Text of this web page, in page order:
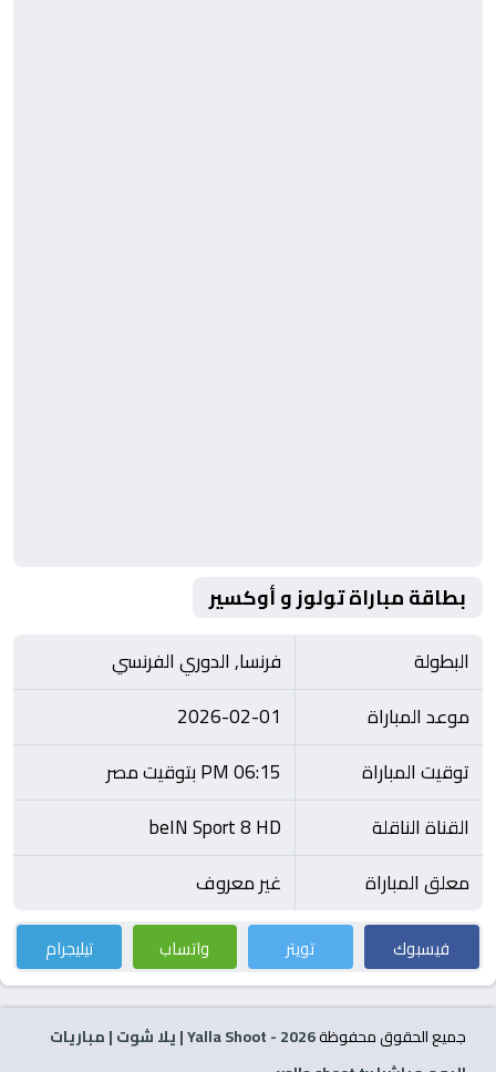
بطاقة مباراة تولوز و أوكسير
البطولة
فرنسا, الدوري الفرنسي
موعد المباراة
2026-02-01
توقيت المباراة
06:15 PM بتوقيت مصر
القناة الناقلة
beIN Sport 8 HD
معلق المباراة
غير معروف
فيسبوك تويتر واتساب تيليجرام
جميع الحقوق محفوظة2026
- Yalla Shoot | يلا شوت | مباريات